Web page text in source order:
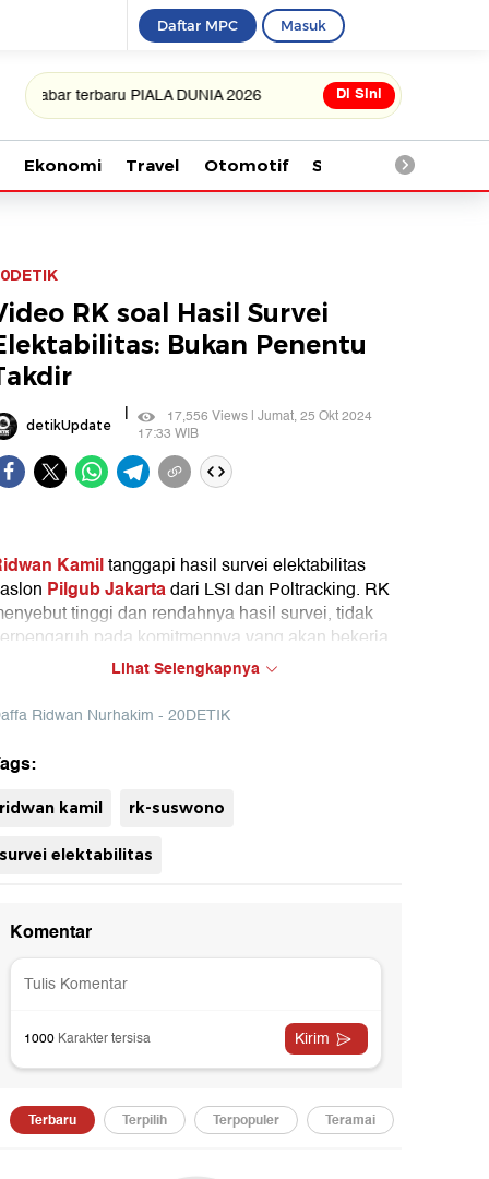
Daftar MPC Masuk
terbaru PIALA DUNIA 2026 Di Sini
Ekonomi Travel Otomotif Saintek
RK soal Hasil Survei
Bukan Penentu
detikUpdate |
17,556 Views | Jumat, 25 Okt 2024
17:33 WIB
Kamiltanggapi hasil survei elektabilitas
Pilgub Jakartadari LSI dan Poltracking. RK
tinggi dan rendahnya hasil survei, tidak
pada komitmennya yang akan bekerja
keras hingga akhir waktu.Lihat Selengkapnya
Ridwan Nurhakim - 20DETIK
ridwan kamil rk-suswono
survei elektabilitas